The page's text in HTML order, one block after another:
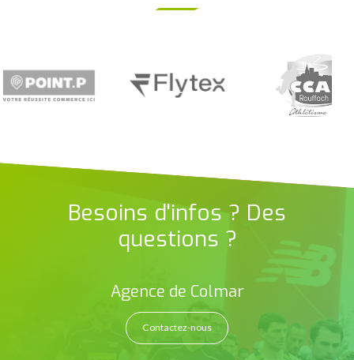
Besoins d'infos ? Des
questions ?
Agence de Colmar
Contactez-nous